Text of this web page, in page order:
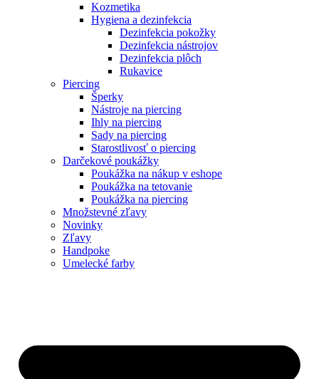
Kozmetika
Hygiena a dezinfekcia
Dezinfekcia pokožky
Dezinfekcia nástrojov
Dezinfekcia plôch
Rukavice
Piercing
Šperky
Nástroje na piercing
Ihly na piercing
Sady na piercing
Starostlivosť o piercing
Darčekové poukážky
Poukážka na nákup v eshope
Poukážka na tetovanie
Poukážka na piercing
Množstevné zľavy
Novinky
Zľavy
Handpoke
Umelecké farby